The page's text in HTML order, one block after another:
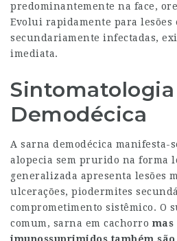
predominantemente na face,
Evolui rapidamente para lesões
secundariamente infectadas,
imediata.
Sintomatologia
Demodécica
A sarna demodécica manifesta-
alopecia sem prurido na forma
generalizada apresenta lesões
ulcerações, piodermites
comprometimento sistêmico. O
comum, sarna em cachorro mas